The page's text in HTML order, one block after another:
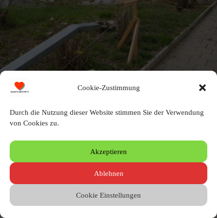
Cookie-Zustimmung
Durch die Nutzung dieser Website stimmen Sie der Verwendung
von Cookies zu.
Akzeptieren
Ablehnen
Cookie Einstellungen
Schreibe einen Kommentar
Du musst angemeldet sein, um einen Kommentar zu erstellen.
© 2010 – 2026 by Heinz Wigger